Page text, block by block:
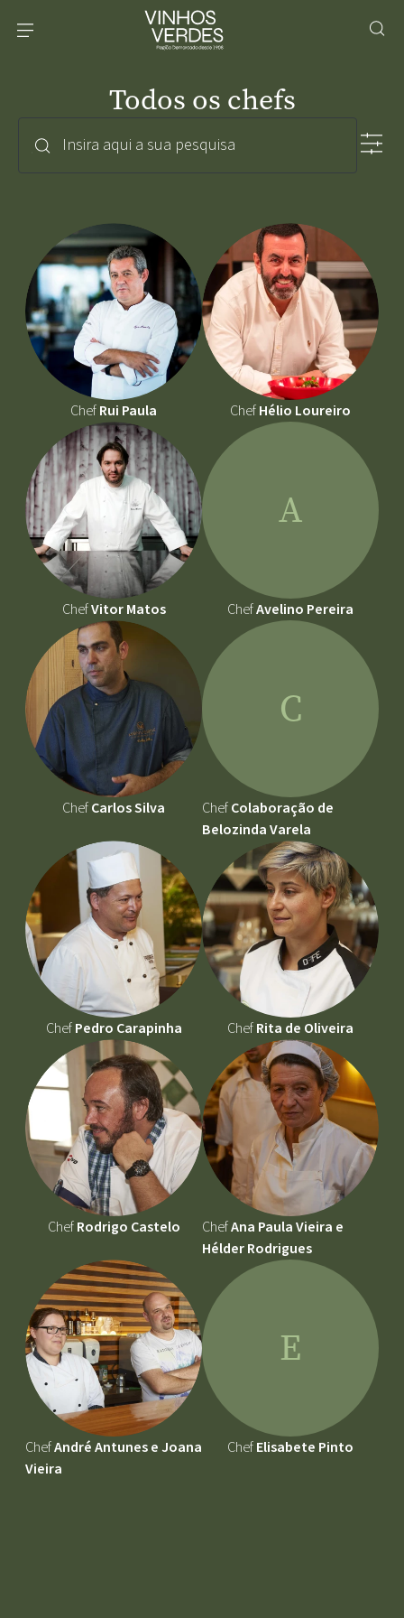
Todos os chefs
ChefRui Paula ChefHélio Loureiro
ChefVitor Matos
A
ChefAvelino Pereira
ChefCarlos Silva
C
ChefColaboração de
Belozinda Varela
ChefPedro Carapinha ChefRita de Oliveira
ChefRodrigo Castelo ChefAna Paula Vieira e
Hélder Rodrigues
ChefAndré Antunes e Joana
Vieira
E
ChefElisabete Pinto